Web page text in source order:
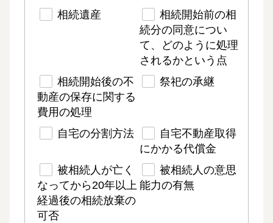
相続遺産
相続開始前の相
続分の同意につい
て、どのように処理
されるかという点
相続開始後の不
動産の保存に関する
費用の処理
祭祀の承継
自宅の分割方法
自宅不動産取得
にかかる代償金
被相続人が亡く
なってから20年以上
経過後の相続放棄の
可否
被相続人の意思
能力の有無